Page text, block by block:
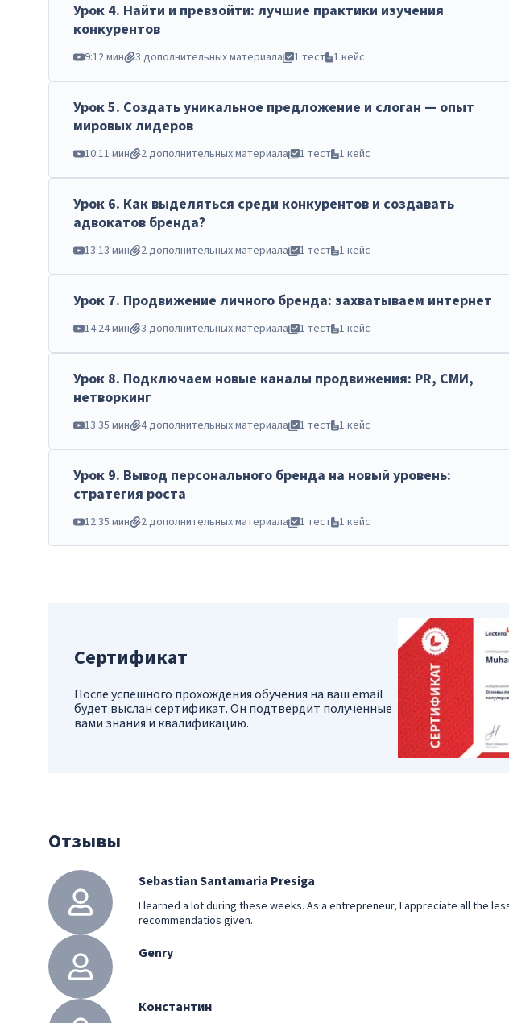
Урок 4. Найти и превзойти: лучшие практики изучения
конкурентов
9:12 мин 3 дополнительных материала 1 тест 1 кейс
Урок5. Создать уникальное предложение и слоган — опыт
мировых лидеров
10:11 мин 2 дополнительных материала 1 тест 1 кейс
Урок 6. Как выделяться среди конкурентов и создавать
адвокатов бренда?
13:13 мин 2 дополнительных материала 1 тест 1 кейс
Урок 7. Продвижение личного бренда: захватываем интернет
14:24 мин 3 дополнительных материала 1 тест 1 кейс
Урок 8. Подключаем новые каналы продвижения: PR, СМИ,
нетворкинг
13:35 мин 4 дополнительных материала 1 тест 1 кейс
Урок 9. Вывод персонального бренда на новый уровень:
стратегия роста
12:35 мин 2 дополнительных материала 1 тест 1 кейс
Сертификат
После успешного прохождения обучения на ваш email
будет выслан сертификат. Он подтвердит полученные
вами знания и квалификацию.
Отзывы
Sebastian Santamaria Presiga
I learned a lot during these weeks. As a entrepreneur, I appreciate all the
recommendatios given.
Genry
Константин